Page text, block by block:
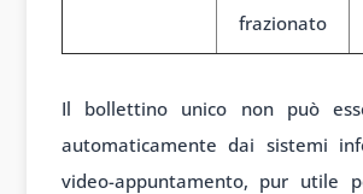
frazionato
Il bollettino unico non può
automaticamente dai sistemi
video-appuntamento, pur utile